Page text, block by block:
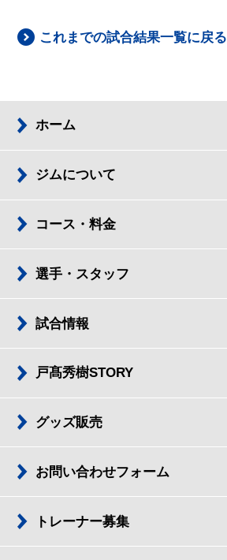
これまでの試合結果一覧に戻る
ホーム
ジムについて
コース・料金
選手・スタッフ
試合情報
戸髙秀樹STORY
グッズ販売
お問い合わせフォーム
トレーナー募集